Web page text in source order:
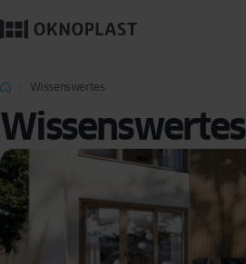
Wissenswertes
Wissenswertes